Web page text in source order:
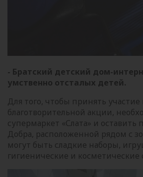
- Братский детский дом-
умственно отсталых детей.
Для того, чтобы принять участие
благотворительной акции,
супермаркет «Слата» и оставить
Добра, расположенной рядом с
могут быть сладкие наборы,
гигиенические и косметические